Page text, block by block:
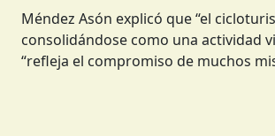
Méndez Asón explicó que “el
consolidándose como una actividad
“refleja el compromiso de muchos